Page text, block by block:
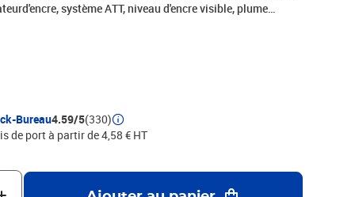
système ATT, niveau d'encre visible, plume
couleur de l'embout: bleu,encre effacable(326530 /
Bureau4.59/5(330)
de port à partir de 4,58 € HT